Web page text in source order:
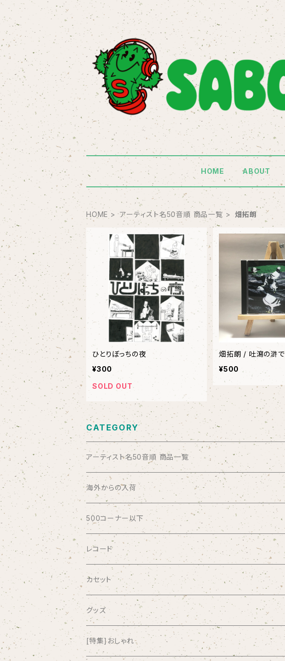
HOME ABOUT
HOME アーティスト名50音順 商品一覧 畑拓朗
ひとりぼっちの夜
¥300
SOLD OUT
畑拓朗 / 吐瀉の滸で
¥500
CATEGORY
アーティスト名50音順 商品一覧
ABSOLUTE LOSERS
AFRICA
AGU
AIRCRAFT
airlie
AKUTAGAWA FANCLUB
海外からの入荷
500コーナー以下
レコード
カセット
グッズ
[特集]おしゃれ